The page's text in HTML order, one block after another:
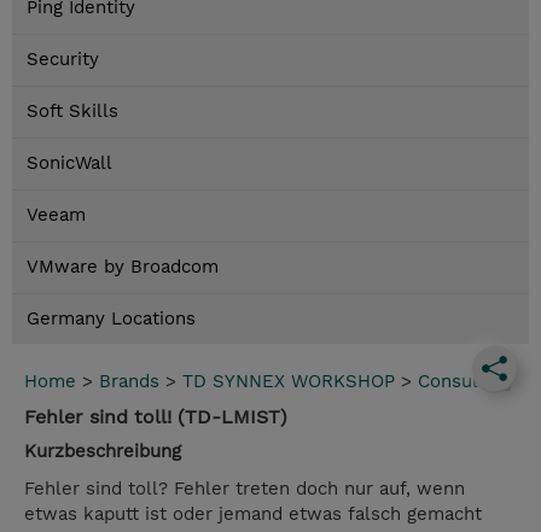
Ping Identity
Security
Soft Skills
SonicWall
Veeam
VMware by Broadcom
Germany Locations
Home > Brands > TD SYNNEX WORKSHOP > Consulting
Fehler sind toll! (TD-LMIST)
Kurzbeschreibung
Fehler sind toll? Fehler treten doch nur auf, wenn
etwas kaputt ist oder jemand etwas falsch gemacht